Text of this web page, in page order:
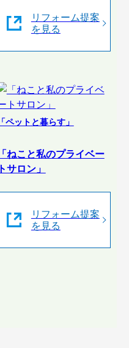
リフォーム提案
を見る
「ペットと暮らす」
「ねこと私のプライベー
トサロン」
リフォーム提案
を見る